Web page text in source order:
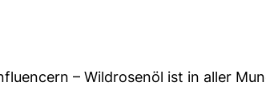
– Wildrosenöl ist in aller